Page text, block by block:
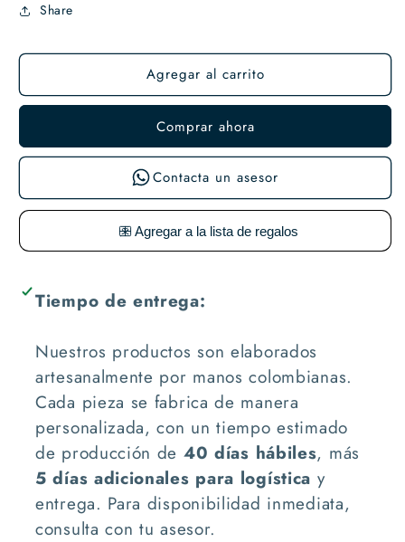
Share
Agregar al carrito
Comprar ahora
Contacta un asesor
Tiempo de entrega:
Nuestros productos son elaborados
artesanalmente por manos colombianas.
Cada pieza se fabrica de manera
personalizada, con un tiempo estimado
de producción de 40 días hábiles, más
5 días adicionales para logística y
entrega. Para disponibilidad inmediata,
consulta con tu asesor.